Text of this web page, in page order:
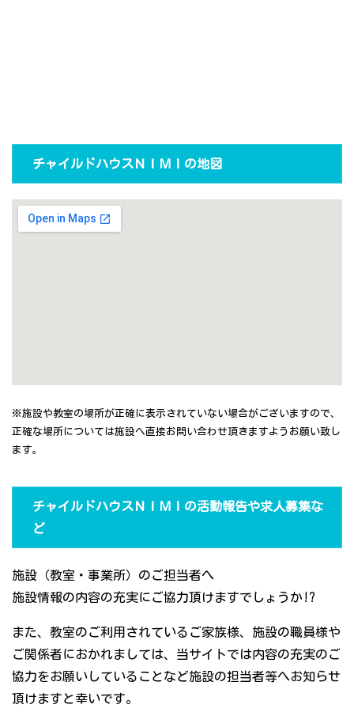
チャイルドハウスＮＩＭＩの地図
※施設や教室の場所が正確に表示されていない場合がございますので、
正確な場所については施設へ直接お問い合わせ頂きますようお願い致し
ます。
チャイルドハウスＮＩＭＩの活動報告や求人募集な
ど
施設（教室・事業所）のご担当者へ
施設情報の内容の充実にご協力頂けますでしょうか!?
また、教室のご利用されているご家族様、施設の職員様や
ご関係者におかれましては、当サイトでは内容の充実のご
協力をお願いしていることなど施設の担当者等へお知らせ
頂けますと幸いです。